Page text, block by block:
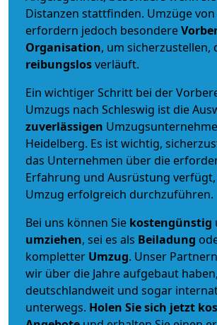
Distanzen stattfinden. Umzüge
erfordern jedoch besondere
Organisation, um sicherzustellen,
reibungslosverläuft.
Ein wichtiger Schritt bei der
Umzugs nach Schleswig ist die
zuverlässigen
Heidelberg. Es ist wichtig,
das Unternehmen über die
Erfahrung und Ausrüstung
Umzug erfolgreich durchzuführen.
Bei uns können Sie kostengünstig
umziehen, sei es als Beiladung
kompletter Umzug. Unser
wir über die Jahre aufgebaut
deutschlandweit und sogar
unterwegs. Holen Sie sich jetzt